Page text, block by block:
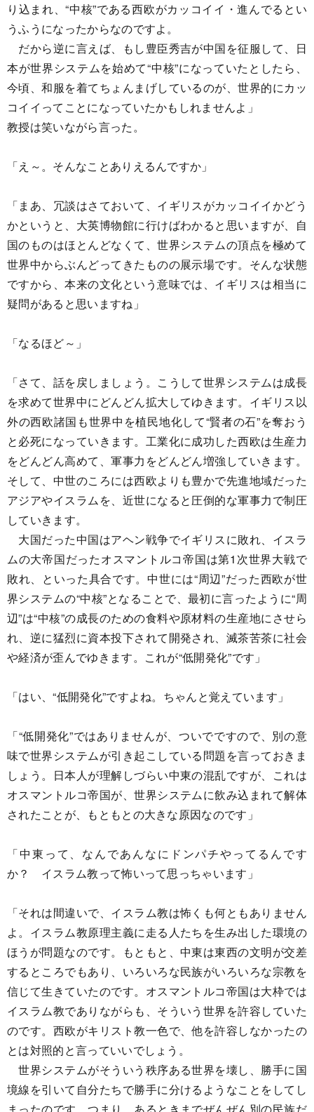
り込まれ、“中核”である西欧がカッコイイ・進んでるとい
うふうになったからなのですよ。
だから逆に言えば、もし豊臣秀吉が中国を征服して、日
本が世界システムを始めて“中核”になっていたとしたら、
今頃、和服を着てちょんまげしているのが、世界的にカッ
コイイってことになっていたかもしれませんよ」
教授は笑いながら言った。
「え～。そんなことありえるんですか」
「まあ、冗談はさておいて、イギリスがカッコイイかどう
かというと、大英博物館に行けばわかると思いますが、自
国のものはほとんどなくて、世界システムの頂点を極めて
世界中からぶんどってきたものの展示場です。そんな状態
ですから、本来の文化という意味では、イギリスは相当に
疑問があると思いますね」
「なるほど～」
「さて、話を戻しましょう。こうして世界システムは成長
を求めて世界中にどんどん拡大してゆきます。イギリス以
外の西欧諸国も世界中を植民地化して“賢者の石”を奪おう
と必死になっていきます。工業化に成功した西欧は生産力
をどんどん高めて、軍事力をどんどん増強していきます。
そして、中世のころには西欧よりも豊かで先進地域だった
アジアやイスラムを、近世になると圧倒的な軍事力で制圧
していきます。
大国だった中国はアヘン戦争でイギリスに敗れ、イスラ
ムの大帝国だったオスマントルコ帝国は第1次世界大戦で
敗れ、といった具合です。中世には“周辺”だった西欧が世
界システムの“中核”となることで、最初に言ったように“周
辺”は“中核”の成長のための食料や原材料の生産地にさせら
れ、逆に猛烈に資本投下されて開発され、滅茶苦茶に社会
や経済が歪んでゆきます。これが“低開発化”です」
「はい、“低開発化”ですよね。ちゃんと覚えています」
「“低開発化”ではありませんが、ついでですので、別の意
味で世界システムが引き起こしている問題を言っておきま
しょう。日本人が理解しづらい中東の混乱ですが、これは
オスマントルコ帝国が、世界システムに飲み込まれて解体
されたことが、もともとの大きな原因なのです」
「中東って、なんであんなにドンパチやってるんです
か？ イスラム教って怖いって思っちゃいます」
「それは間違いで、イスラム教は怖くも何ともありません
よ。イスラム教原理主義に走る人たちを生み出した環境の
ほうが問題なのです。もともと、中東は東西の文明が交差
するところでもあり、いろいろな民族がいろいろな宗教を
信じて生きていたのです。オスマントルコ帝国は大枠では
イスラム教でありながらも、そういう世界を許容していた
のです。西欧がキリスト教一色で、他を許容しなかったの
とは対照的と言っていいでしょう。
世界システムがそういう秩序ある世界を壊し、勝手に国
境線を引いて自分たちで勝手に分けるようなことをしてし